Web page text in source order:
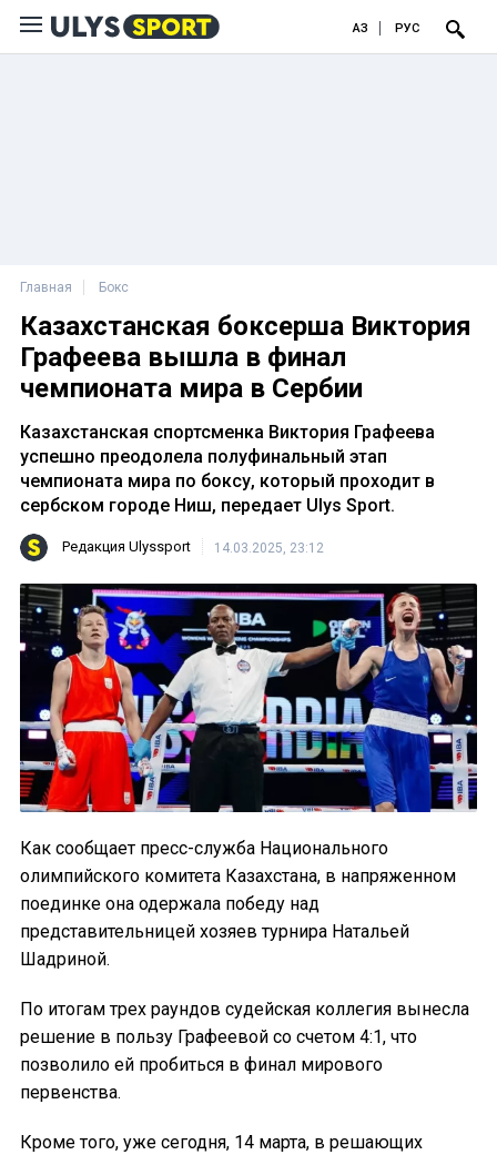
ҚАЗ РУС
Главная Бокс
Казахстанская боксерша Виктория
Графеева вышла в финал
чемпионата мира в Сербии
Казахстанская спортсменка Виктория Графеева
успешно преодолела полуфинальный этап
чемпионата мира по боксу, который проходит в
сербском городе Ниш, передает Ulys Sport.
Редакция Ulyssport 14.03.2025, 23:12
Как сообщает пресс-служба Национального
олимпийского комитета Казахстана, в напряженном
поединке она одержала победу над
представительницей хозяев турнира Натальей
Шадриной.
По итогам трех раундов судейская коллегия вынесла
решение в пользу Графеевой со счетом 4:1, что
позволило ей пробиться в финал мирового
первенства.
Кроме того, уже сегодня, 14 марта, в решающих